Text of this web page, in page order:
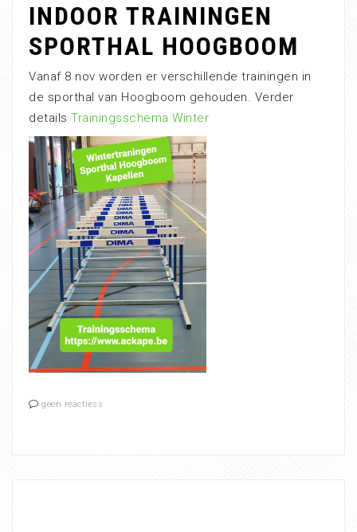
INDOOR TRAININGEN
SPORTHAL HOOGBOOM
Vanaf 8 nov worden er verschillende trainingen in
de sporthal van Hoogboom gehouden. Verder
details Trainingsschema Winter
geen reactiess